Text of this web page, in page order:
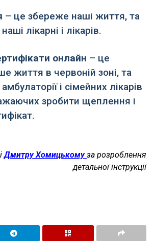
– це збереже наші життя, та
лікарні і лікарів.
онлайн – це
життя в червоній зоні, та
і сімейних лікарів
зробити щеплення і
Дмитру Хомицькому за розроблення
детальної інструкції